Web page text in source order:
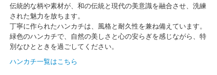
伝統的な柄や素材が、和の伝統と現代の美意識を融合させ、洗練
された魅力を放ちます。
丁寧に作られたハンカチは、風格と耐久性を兼ね備えています。
緑色のハンカチで、自然の美しさと心の安らぎを感じながら、特
別なひとときを過ごしてください。
ハンカチ一覧はこちら